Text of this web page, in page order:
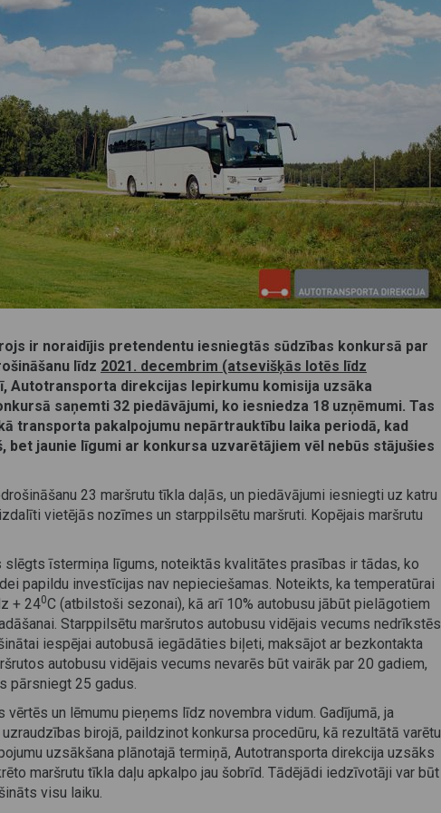
ir noraidījis pretendentu iesniegtās sūdzības konkursā par
līdz 2021. decembrim (atsevišķās lotēs līdz
Autotransporta direkcijas Iepirkumu komisija uzsāka
saņemti 32 piedāvājumi, ko iesniedza 18 uzņēmumi. Tas
transporta pakalpojumu nepārtrauktību laika periodā, kad
bet jaunie līgumi ar konkursa uzvarētājiem vēl nebūs stājušies
23 maršrutu tīkla daļās, un piedāvājumi iesniegti uz katru
vietējās nozīmes un starppilsētu maršruti. Kopējais maršrutu
slēgts īstermiņa līgums, noteiktās kvalitātes prasības ir tādas, ko
papildu investīcijas nav nepieciešamas. Noteikts, ka temperatūrai
+ 240C (atbilstoši sezonai), kā arī 10% autobusu jābūt pielāgotiem
Starppilsētu maršrutos autobusu vidējais vecums nedrīkstēs
iespējai autobusā iegādāties biļeti, maksājot ar bezkontakta
autobusu vidējais vecums nevarēs būt vairāk par 20 gadiem,
pārsniegt 25 gadus.
un lēmumu pieņems līdz novembra vidum. Gadījumā, ja
birojā, paildzinot konkursa procedūru, kā rezultātā varētu
uzsākšana plānotajā termiņā, Autotransporta direkcija uzsāks
maršrutu tīkla daļu apkalpo jau šobrīd. Tādējādi iedzīvotāji var būt
visu laiku.